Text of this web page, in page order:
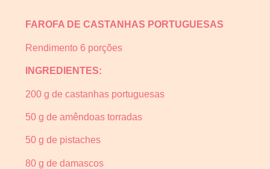
FAROFA DE CASTANHAS PORTUGUESAS
Rendimento 6 porções
INGREDIENTES:
200 g de castanhas portuguesas
50 g de amêndoas torradas
50 g de pistaches
80 g de damascos